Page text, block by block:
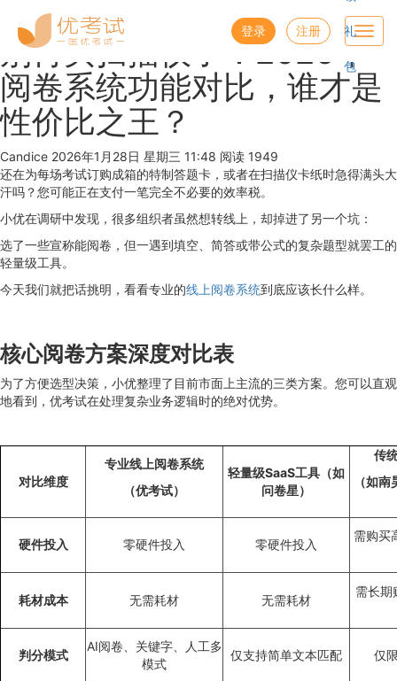
登录 注册 礼
包
别再买扫描仪了：2026年
阅卷系统功能对比，谁才是
性价比之王？
Candice 2026年1月28日 星期三 11:48 阅读 1949
还在为每场考试订购成箱的特制答题卡，或者在扫描仪卡纸时急得满头大
汗吗？您可能正在支付一笔完全不必要的效率税。
小优在调研中发现，很多组织者虽然想转线上，却掉进了另一个坑：
选了一些宣称能阅卷，但一遇到填空、简答或带公式的复杂题型就罢工的
轻量级工具。
今天我们就把话挑明，看看专业的线上阅卷系统到底应该长什么样。
核心阅卷方案深度对比表
为了方便选型决策，小优整理了目前市面上主流的三类方案。您可以直观
地看到，优考试在处理复杂业务逻辑时的绝对优势。
对比维度
专业线上阅卷系统
（优考试）
轻量级SaaS工具（如
问卷星）
传
（如
硬件投入 零硬件投入 零硬件投入
需购买
耗材成本 无需耗材 无需耗材
需长期
判分模式
AI阅卷、关键字、人工多
模式
仅支持简单文本匹配 仅